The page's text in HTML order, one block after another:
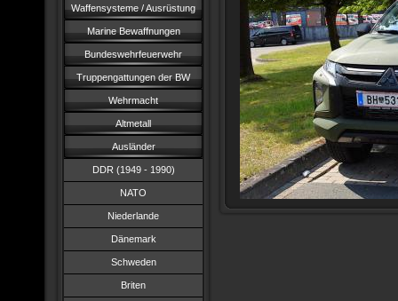
Waffensysteme / Ausrüstung
Marine Bewaffnungen
Bundeswehrfeuerwehr
Truppengattungen der BW
Wehrmacht
Altmetall
Ausländer
DDR (1949 - 1990)
NATO
Niederlande
Dänemark
Schweden
Briten